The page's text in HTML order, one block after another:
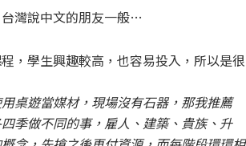
灣說中文的朋友一般…
，學生興趣較高，也容易投入，所以是很
桌遊當媒材，現場沒有石器，那我推薦
季做不同的事，雇人、建築、貴族、升